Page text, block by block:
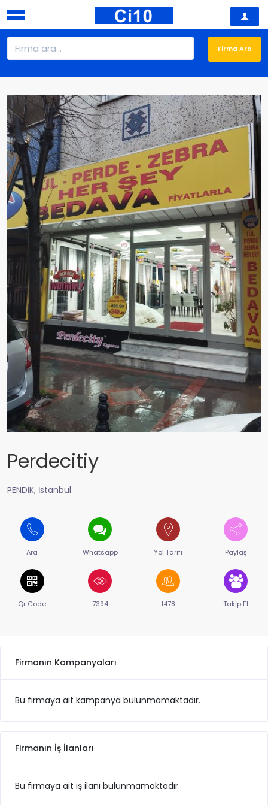
Perdecitiy
PENDİK, İstanbul
Ara Whatsapp Yol Tarifi Paylaş
Qr Code 7394 1478 Takip Et
Firmanın Kampanyaları
Bu firmaya ait kampanya bulunmamaktadır.
Firmanın İş İlanları
Bu firmaya ait iş ilanı bulunmamaktadır.